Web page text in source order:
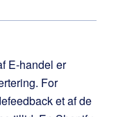
E-handel er
For
et af de